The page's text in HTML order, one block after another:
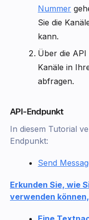
Nummer
Sie die
kann.
Über die
Kanäle in
abfragen.
API-Endpunkt
In diesem Tutorial
Endpunkt:
Send
Erkunden Sie, wie
verwenden